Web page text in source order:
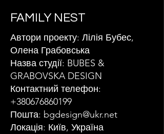
FAMILY NEST
Автори проекту: Лілія Бубес,
Олена Грабовська
Назва студії: BUBES &
GRABOVSKA DESIGN
Контактний телефон:
+380676860199
Пошта: bgdesign@ukr.net
Локація: Київ, Україна